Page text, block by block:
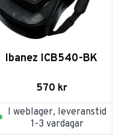
Ibanez ICB540-BK
570 kr
I weblager, leveranstid
1-3 vardagar